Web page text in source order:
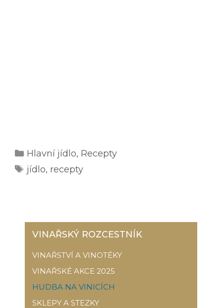
Rubriky
Hlavní jídlo, Recepty
Štítky
jídlo, recepty
VINAŘSKÝ ROZCESTNÍK
VINAŘSTVÍ A VINOTÉKY
VINAŘSKÉ AKCE 2025
HUDBA NA VINICÍCH
SKLEPY A STEZKY